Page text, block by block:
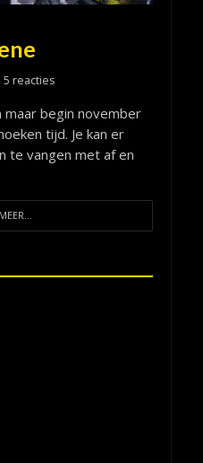
5 reacties
begin november
tijd. Je kan er
te vangen met af en